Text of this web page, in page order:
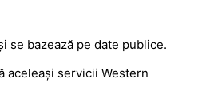
se bazează pe date publice.
aceleași servicii Western